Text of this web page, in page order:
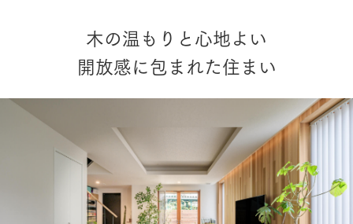
木の温もりと心地よい
開放感に包まれた住まい